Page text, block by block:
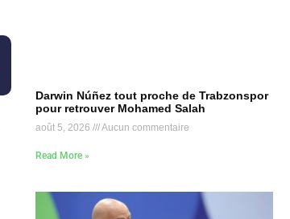
Darwin Núñez tout proche de Trabzonspor
pour retrouver Mohamed Salah
août 5, 2026 Aucun commentaire
Read More »